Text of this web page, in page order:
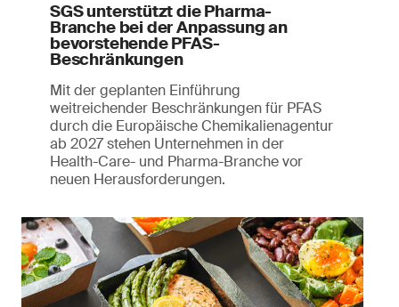
SGS unterstützt die Pharma-
Branche bei der Anpassung an
bevorstehende PFAS-
Beschränkungen
Mit der geplanten Einführung
weitreichender Beschränkungen für PFAS
durch die Europäische Chemikalienagentur
ab 2027 stehen Unternehmen in der
Health-Care- und Pharma-Branche vor
neuen Herausforderungen.